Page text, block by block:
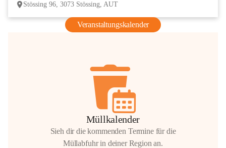
Stössing 96, 3073 Stössing, AUT
Veranstaltungskalender
Müllkalender
Sieh dir die kommenden Termine für die
Müllabfuhr in deiner Region an.